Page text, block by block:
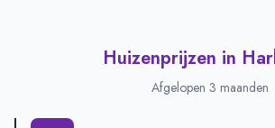
Huizenprijzen in
Afgelopen 3 maanden